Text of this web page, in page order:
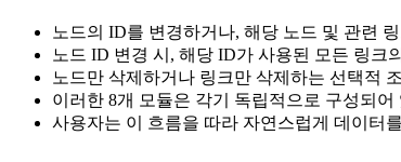
노드의 ID를 변경하거나, 해당 노드 및 관련
노드 ID 변경 시, 해당 ID가 사용된 모든 링크
노드만 삭제하거나 링크만 삭제하는 선택적
이러한 8개 모듈은 각기 독립적으로 구성되
사용자는 이 흐름을 따라 자연스럽게 데이터